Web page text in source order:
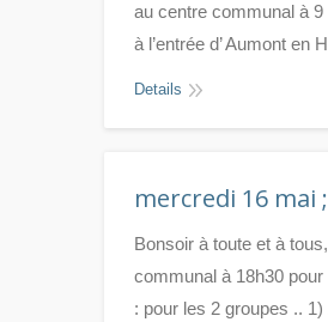
au centre communal à
à l’entrée d’ Aumont
Details
mercredi 16
Bonsoir à toute et à
communal à 18h30
: pour les 2 groupes ..